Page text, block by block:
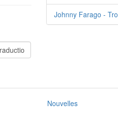
Johnny Farago -
Nouvelles